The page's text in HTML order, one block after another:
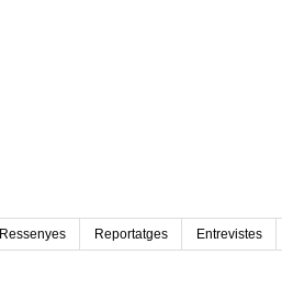
Ressenyes Reportatges Entrevistes